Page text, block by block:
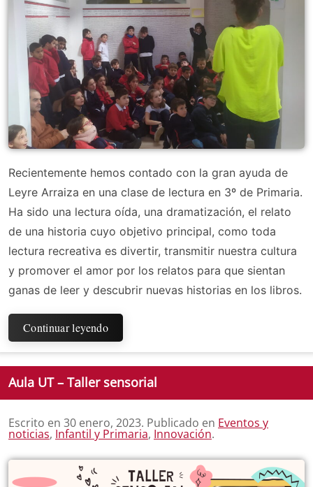
Recientemente hemos contado con la gran ayuda de
Leyre Arraiza en una clase de lectura en 3º de Primaria.
Ha sido una lectura oída, una dramatización, el relato
de una historia cuyo objetivo principal, como toda
lectura recreativa es divertir, transmitir nuestra cultura
y promover el amor por los relatos para que sientan
ganas de leer y descubrir nuevas historias en los libros.
Continuar leyendo
Aula UT – Taller sensorial
Escrito en 30 enero, 2023. Publicado en Eventos y
noticias, Infantil y Primaria, Innovación.